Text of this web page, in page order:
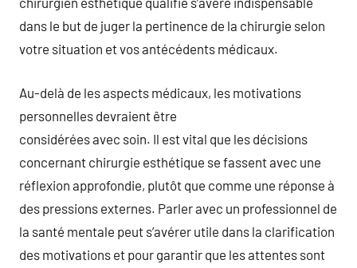
dans le but de juger la pertinence de la chirurgie selon
votre situation et vos antécédents médicaux.
Au-delà de les aspects médicaux, les motivations
personnelles devraient être
considérées avec soin. Il est vital que les décisions
concernant chirurgie esthétique se fassent avec une
réflexion approfondie, plutôt que comme une réponse à
des pressions externes. Parler avec un professionnel de
la santé mentale peut s’avérer utile dans la clarification
des motivations et pour garantir que les attentes sont